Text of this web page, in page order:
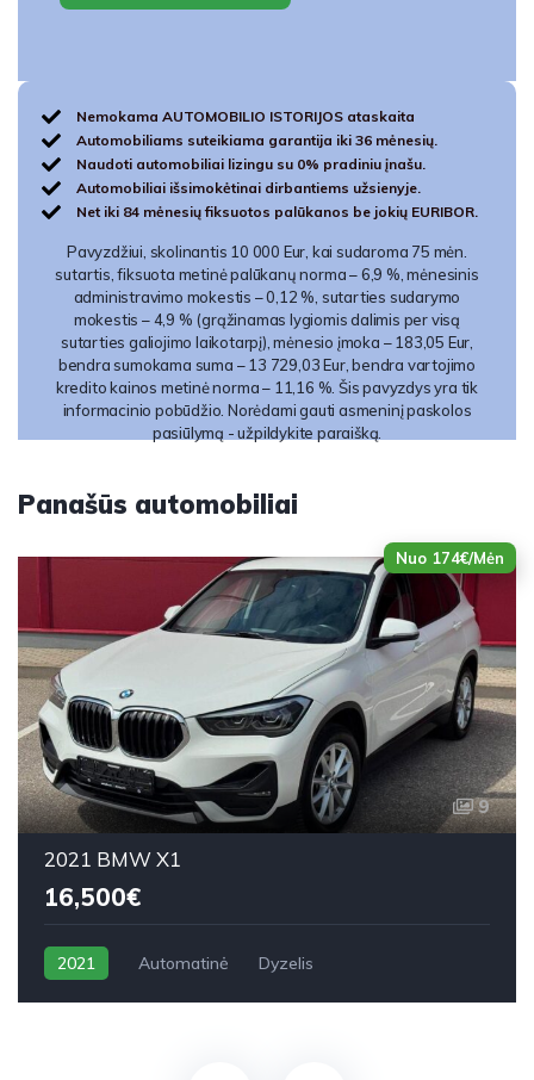
Nemokama AUTOMOBILIO ISTORIJOS ataskaita
Automobiliams suteikiama garantija iki 36 mėnesių.
Naudoti automobiliai lizingu su 0% pradiniu įnašu.
Automobiliai išsimokėtinai dirbantiems užsienyje.
Net iki 84 mėnesių fiksuotos palūkanos be jokių EURIBOR.
Pavyzdžiui, skolinantis 10 000 Eur, kai sudaroma 75 mėn.
sutartis, fiksuota metinė palūkanų norma – 6,9 %, mėnesinis
administravimo mokestis – 0,12 %, sutarties sudarymo
mokestis – 4,9 % (grąžinamas lygiomis dalimis per visą
sutarties galiojimo laikotarpį), mėnesio įmoka – 183,05 Eur,
bendra sumokama suma – 13 729,03 Eur, bendra vartojimo
kredito kainos metinė norma – 11,16 %. Šis pavyzdys yra tik
informacinio pobūdžio. Norėdami gauti asmeninį paskolos
pasiūlymą - užpildykite paraišką.
Panašūs automobiliai
Nuo 174€/Mėn
9
2021 BMW X1
16,500€
2021 Automatinė Dyzelis